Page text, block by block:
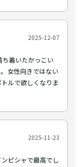
2025-12-07
着いたかっこい
女性向きではない
ルで欲しくなりま
2025-11-23
ピシャで最高でし